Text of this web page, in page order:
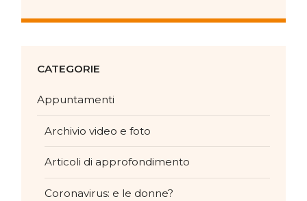
CATEGORIE
Appuntamenti
Archivio video e foto
Articoli di approfondimento
Coronavirus: e le donne?